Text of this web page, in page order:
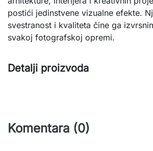
postići jedinstvene vizualne efekte.
svestranost i kvaliteta čine ga
svakoj fotografskoj opremi.
Detalji proizvoda
Komentara (0)